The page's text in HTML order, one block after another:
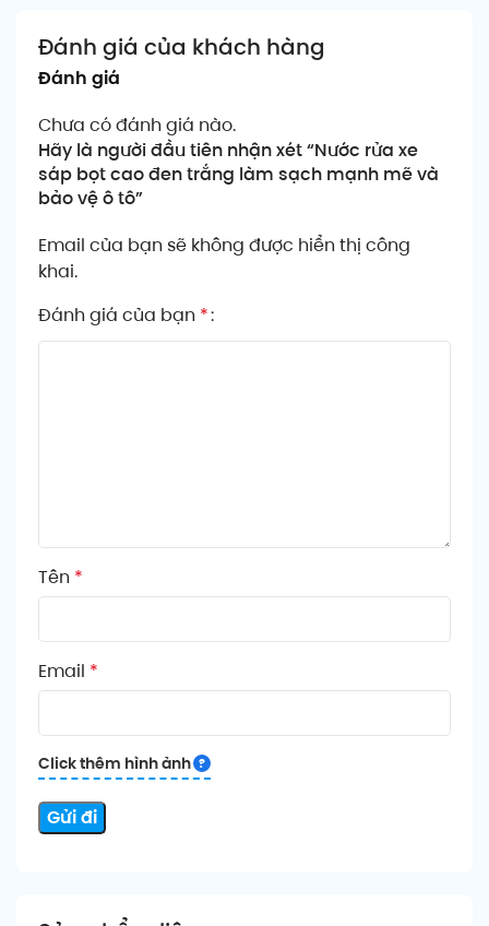
Đánh giá của khách hàng
Đánh giá
Chưa có đánh giá nào.
Hãy là người đầu tiên nhận xét “Nước rửa xe
sáp bọt cao đen trắng làm sạch mạnh mẽ và
bảo vệ ô tô”
Email của bạn sẽ không được hiển thị công
khai.
Đánh giá của bạn *
Tên *
Email *
Click thêm hình ảnh